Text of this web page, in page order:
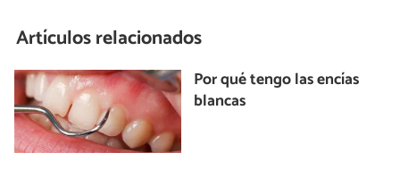
Artículos relacionados
Por qué tengo las encías
blancas